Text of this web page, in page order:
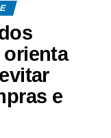
orienta
e